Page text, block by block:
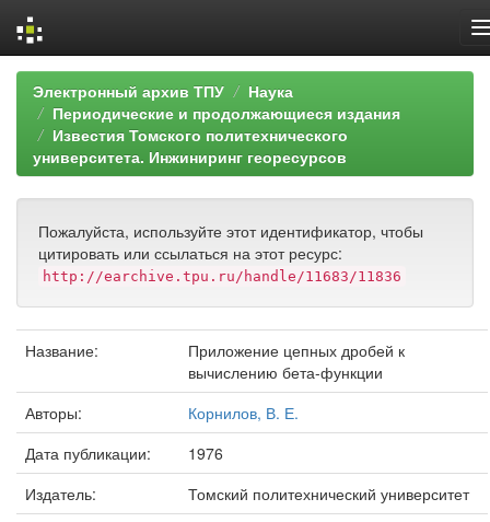
Skip
navigation
Электронный архив ТПУ
Наука
Периодические и продолжающиеся издания
Известия Томского политехнического
университета. Инжиниринг георесурсов
Пожалуйста, используйте этот идентификатор, чтобы
цитировать или ссылаться на этот ресурс:
http://earchive.tpu.ru/handle/11683/11836
Название:
Приложение цепных дробей к
вычислению бета-функции
Авторы:
Корнилов, В. Е.
Дата публикации:
1976
Издатель:
Томский политехнический университет